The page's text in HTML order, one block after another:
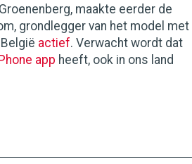
maakte eerder de
grondlegger van het model met
actief. Verwacht wordt dat
app heeft, ook in ons land